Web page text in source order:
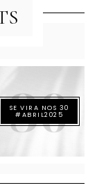
SE VIRA NOS 30
#ABRIL2025